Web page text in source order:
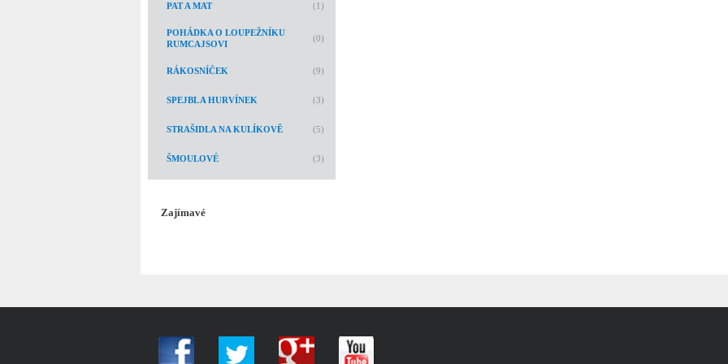
PAT A MAT (1)
POHÁDKA O LOUPEŽNÍKU
RUMCAJSOVI
(0)
RÁKOSNÍČEK (9)
SPEJBL A HURVÍNEK (3)
STRAŠIDLA NA KULÍKOVĚ (5)
ŠMOULOVÉ (3)
Zajímavé